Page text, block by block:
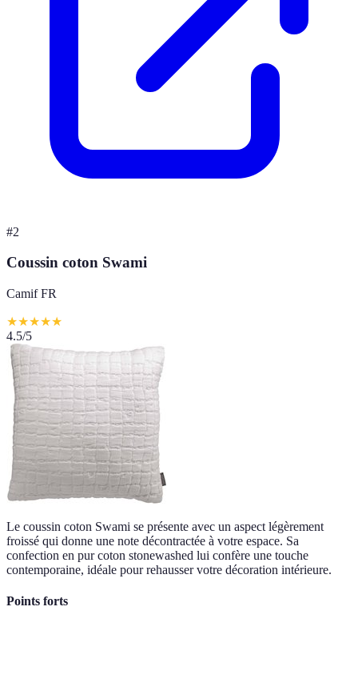
#2
Coussin coton Swami
Camif FR
★★★★★
4.5/5
Le coussin coton Swami se présente avec un aspect légèrement
froissé qui donne une note décontractée à votre espace. Sa
confection en pur coton stonewashed lui confère une touche
contemporaine, idéale pour rehausser votre décoration intérieure.
Points forts